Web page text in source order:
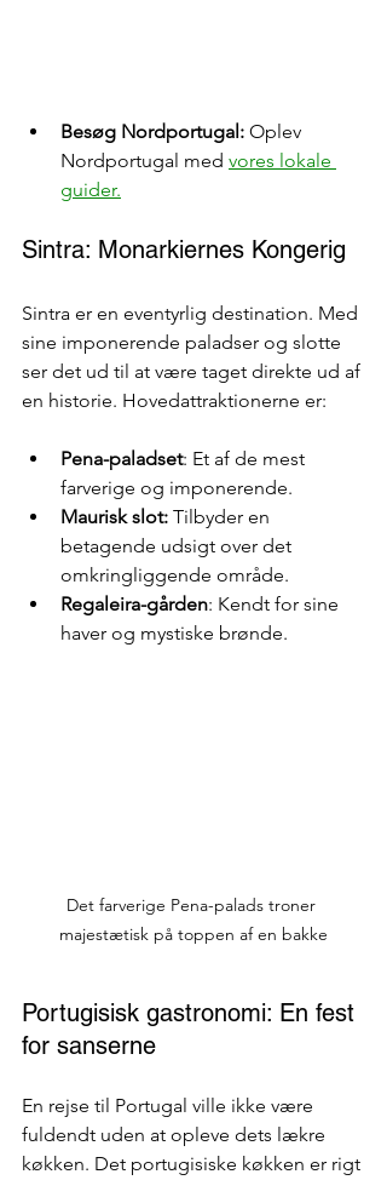
Besøg Nordportugal: Oplev
Nordportugal med vores lokale
guider.
Sintra: Monarkiernes Kongerig
Sintra er en eventyrlig destination. Med
sine imponerende paladser og slotte
ser det ud til at være taget direkte ud af
en historie. Hovedattraktionerne er:
Pena-paladset: Et af de mest
farverige og imponerende.
Maurisk slot: Tilbyder en
betagende udsigt over det
omkringliggende område.
Regaleira-gården: Kendt for sine
haver og mystiske brønde.
Det farverige Pena-palads troner
majestætisk på toppen af ​​en bakke
Portugisisk gastronomi: En fest
for sanserne
En rejse til Portugal ville ikke være
fuldendt uden at opleve dets lækre
køkken. Det portugisiske køkken er rigt